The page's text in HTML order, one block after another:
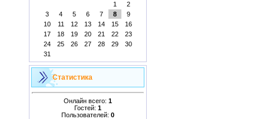
1
2
3
4 5 6 7 8
9
10
11 12 13 14 15
16
17
18 19 20 21 22
23
24
25 26 27 28 29
30
31
Статистика
Онлайн всего: 1
Гостей: 1
Пользователей: 0